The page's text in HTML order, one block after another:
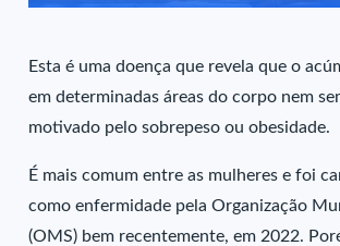
Esta é uma doença que revela que o
em determinadas áreas do corpo nem
motivado pelo sobrepeso ou obesidade.
É mais comum entre as mulheres e foi
como enfermidade pela Organização
(OMS) bem recentemente, em 2022.